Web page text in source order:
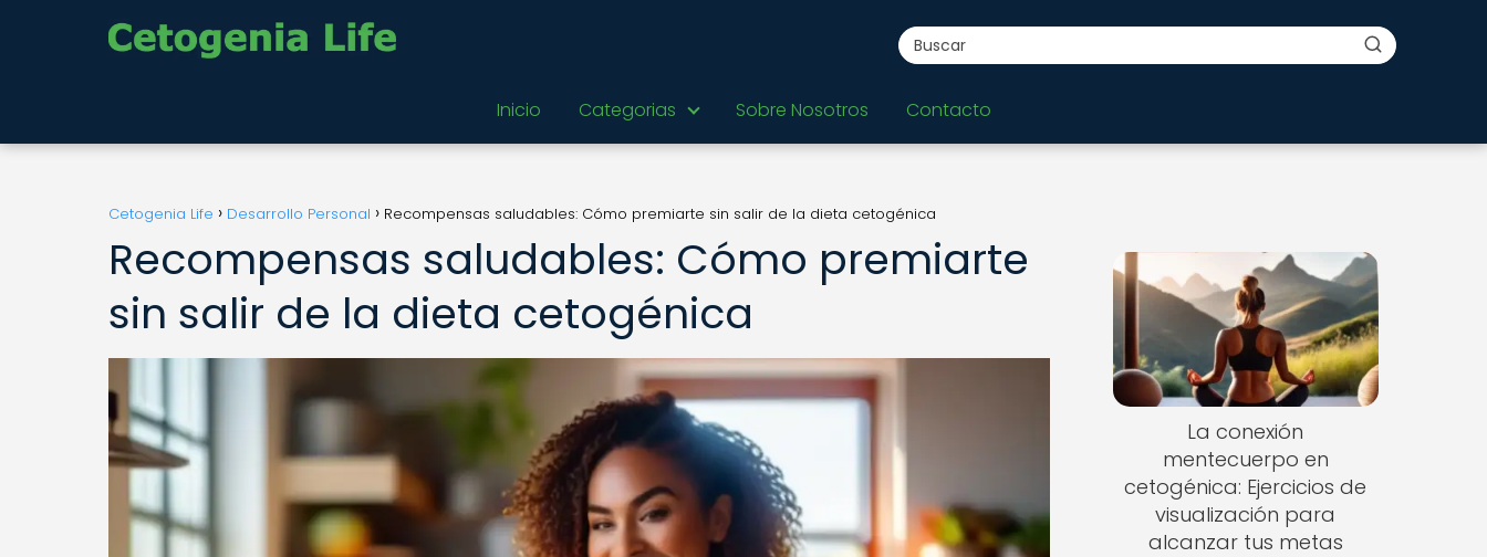
Inicio Categorias Sobre Nosotros Contacto
Cetogenia Life Desarrollo Personal Recompensas saludables: Cómo premiarte sin salir de la dieta cetogénica
Recompensas saludables: Cómo premiarte
sin salir de la dieta cetogénica
La conexión
mentecuerpo en
cetogénica: Ejercicios de
visualización para
alcanzar tus metas